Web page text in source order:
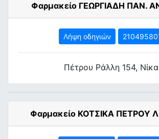
Φαρμακείο ΓΕΩΡΓΙΑΔΗ ΠΑΝ.
Λήψη οδηγιών
Πέτρου Ράλλη 154,
Φαρμακείο ΚΟΤΣΙΚΑ ΠΕΤΡΟΥ